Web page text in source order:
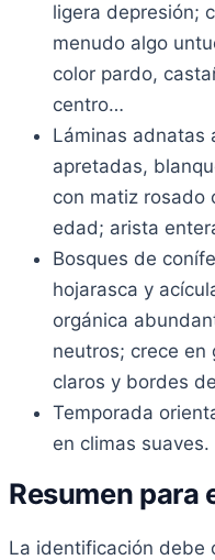
ligera depresión;
menudo algo
color pardo,
centro…
Láminas adnatas
apretadas,
con matiz rosado
edad; arista
Bosques de
hojarasca y
orgánica
neutros; crece en
claros y bordes
Temporada
en climas suaves.
Resumen para
La identificación debe